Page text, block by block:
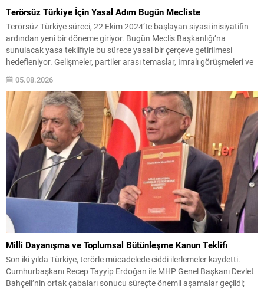
Terörsüz Türkiye İçin Yasal Adım Bugün Mecliste
Terörsüz Türkiye süreci, 22 Ekim 2024’te başlayan siyasi inisiyatifin
ardından yeni bir döneme giriyor. Bugün Meclis Başkanlığı’na
sunulacak yasa teklifiyle bu sürece yasal bir çerçeve getirilmesi
hedefleniyor. Gelişmeler, partiler arası temaslar, İmralı görüşmeleri ve
aşağıda kronolojik olarak özetlenmektedir. Görüşmeler ve Başvurular
MHP Genel...
05.08.2026
Milli Dayanışma ve Toplumsal Bütünleşme Kanun Teklifi
Son iki yılda Türkiye, terörle mücadelede ciddi ilerlemeler kaydetti.
Cumhurbaşkanı Recep Tayyip Erdoğan ile MHP Genel Başkanı Devlet
Bahçeli’nin ortak çabaları sonucu süreçte önemli aşamalar geçildi;